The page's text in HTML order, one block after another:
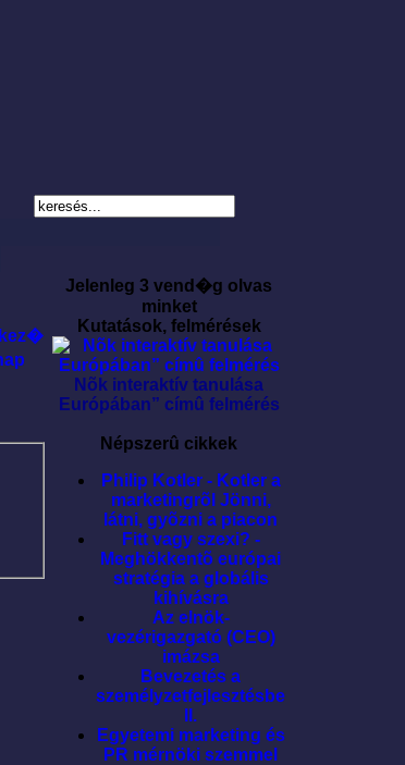
Jelenleg 3 vend�g olvas
minket
Kutatások, felmérések
Nõk interaktív tanulása
Európában” címû felmérés
Népszerû cikkek
Philip Kotler - Kotler a
marketingrõl Jönni,
látni, gyõzni a piacon
Fitt vagy szexi? -
Meghökkentõ európai
stratégia a globális
kihívásra
Az elnök-
vezérigazgató (CEO)
imázsa
Bevezetés a
személyzetfejlesztésbe
II.
Egyetemi marketing és
PR mérnöki szemmel